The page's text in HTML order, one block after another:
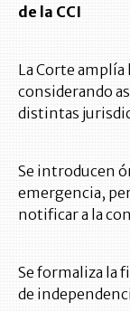
de la CCI
La Corte
considerando
distintas
Se introducen
emergencia,
notificar a la
Se formaliza la
de